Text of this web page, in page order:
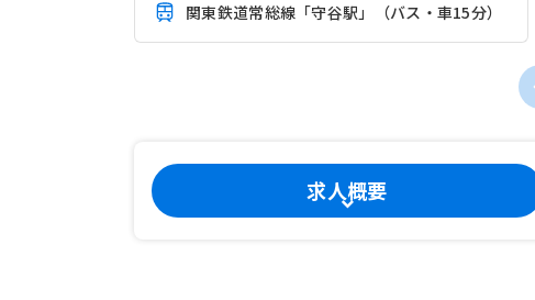
関東鉄道常総線「守谷駅」（バス・車15分）
求人概要